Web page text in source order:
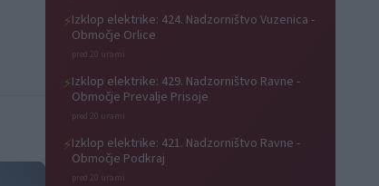
⚡Izklop elektrike: 424. Nadzorništvo Vuzenica -
Območje Orlice
pred 20 urami
⚡Izklop elektrike: 429. Nadzorništvo Ravne -
Območje Prevalje Prisoje
pred 20 urami
⚡Izklop elektrike: 421. Nadzorništvo Ravne -
Območje Podkraj
pred 20 urami